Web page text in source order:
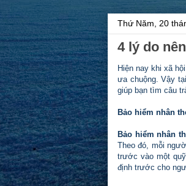
Thứ Năm, 20
4 lý do
Hiện nay khi xã
ưa chuộng. Vậy
giúp bạn tìm câu
Bảo hiểm nhân
Bảo hiểm nhân
Theo đó, mỗi
trước vào một
định trước cho